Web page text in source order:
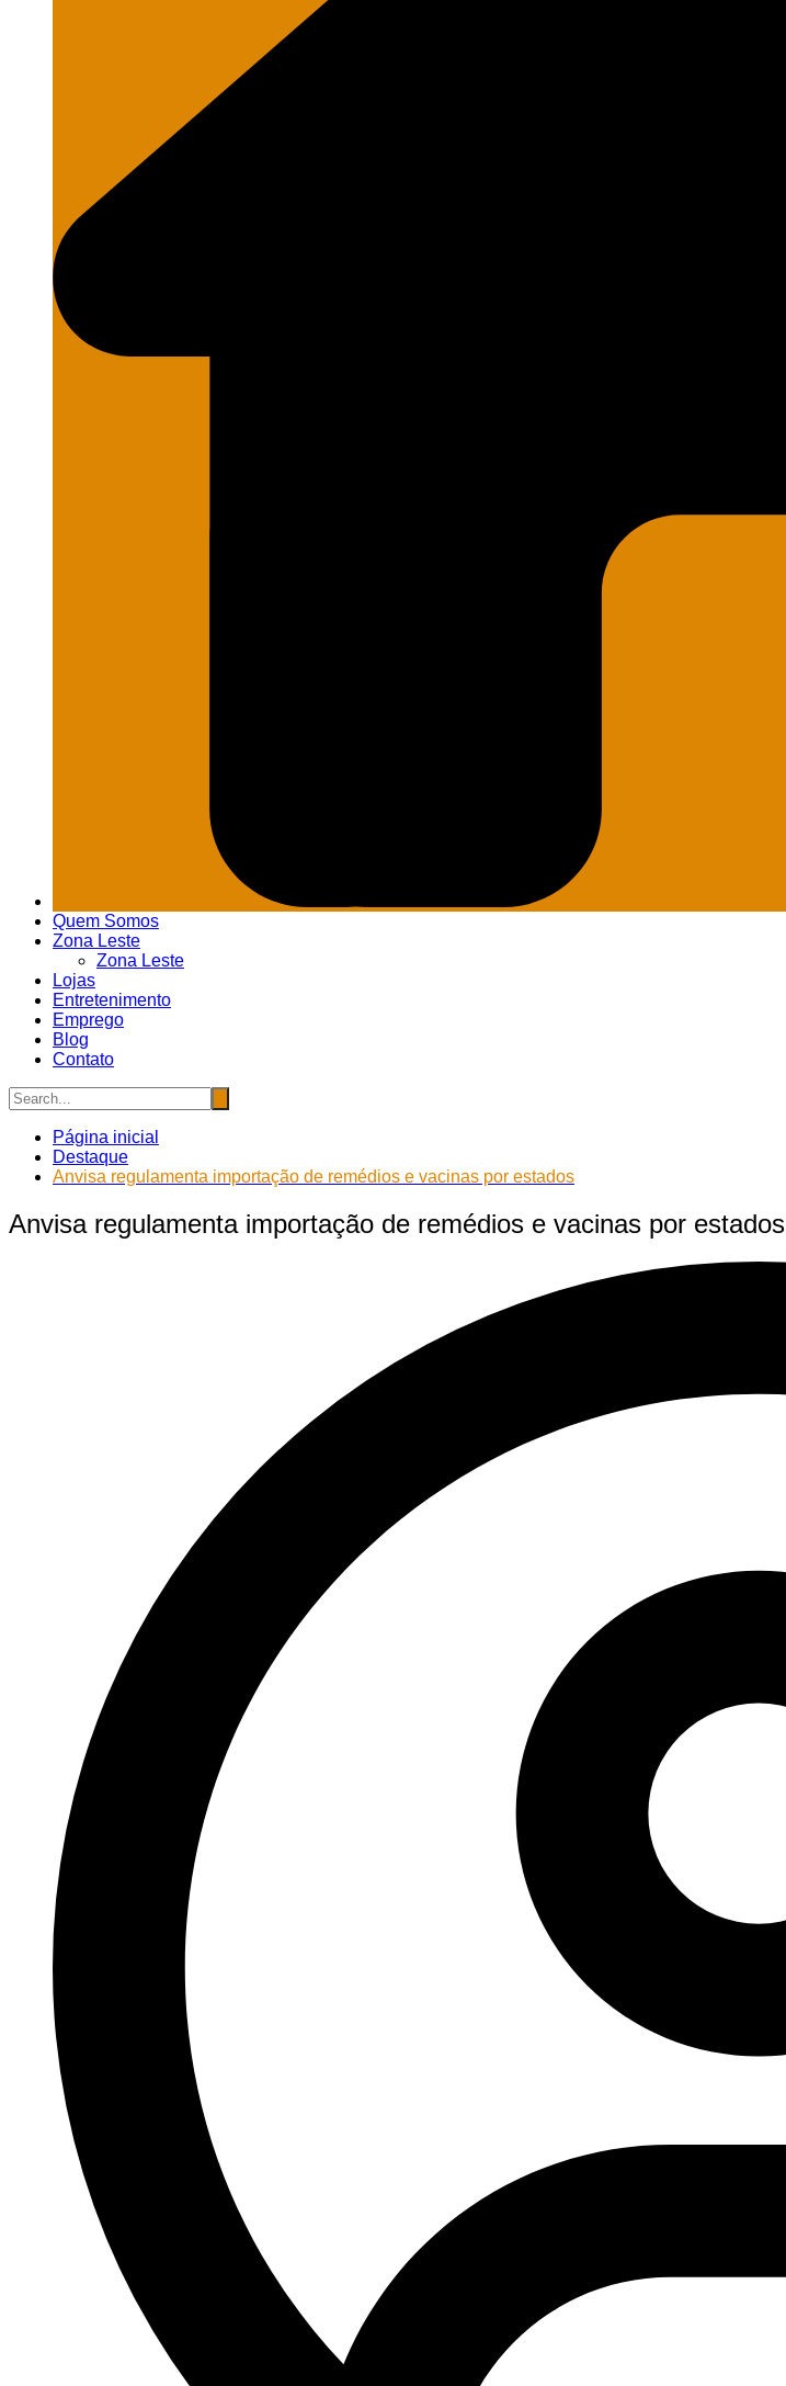
Quem Somos
Zona Leste
Zona Leste
Lojas
Entretenimento
Emprego
Blog
Contato
Página inicial
Destaque
Anvisa regulamenta importação de remédios e vacinas por estados
Anvisa regulamenta importação de remédios e vacinas por estados